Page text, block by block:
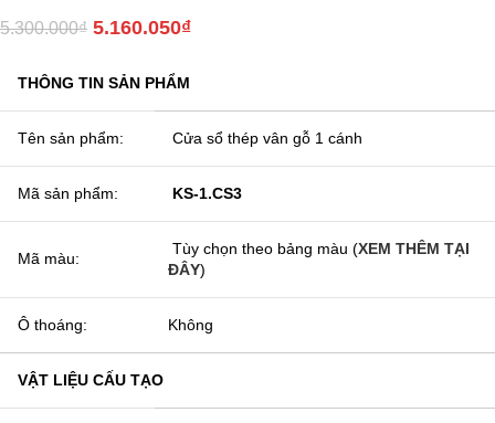
5.300.000₫ 5.160.050₫
THÔNG TIN SẢN PHẨM
Tên sản phẩm: Cửa sổ thép vân gỗ 1 cánh
Mã sản phẩm: KS-1.CS3
Mã màu:
Tùy chọn theo bảng màu (XEM THÊM TẠI
ĐÂY)
Ô thoáng: Không
VẬT LIỆU CẤU TẠO